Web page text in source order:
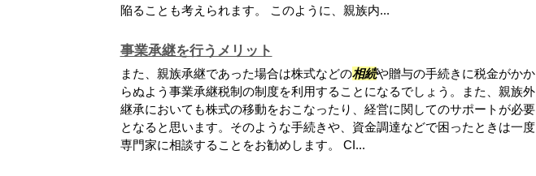
陥ることも考えられます。 このように、親族内...
事業承継を行うメリット
また、親族承継であった場合は株式などの相続や贈与の手続きに税金がかか
らぬよう事業承継税制の制度を利用することになるでしょう。また、親族外
継承においても株式の移動をおこなったり、経営に関してのサポートが必要
となると思います。そのような手続きや、資金調達などで困ったときは一度
専門家に相談することをお勧めします。 CI...